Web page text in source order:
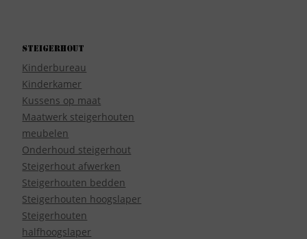
Steigerhout
Kinderbureau
Kinderkamer
Kussens op maat
Maatwerk steigerhouten
meubelen
Onderhoud steigerhout
Steigerhout afwerken
Steigerhouten bedden
Steigerhouten hoogslaper
Steigerhouten
halfhoogslaper